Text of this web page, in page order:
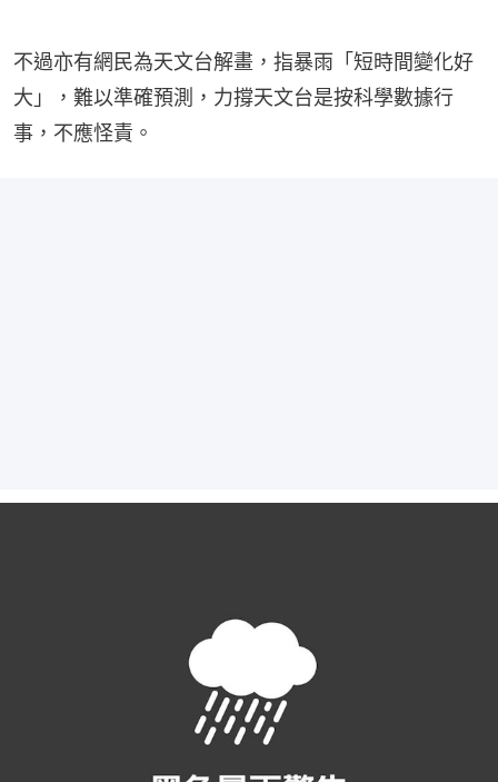
不過亦有網民為天文台解畫，指暴雨「短時間變化好
大」，難以準確預測，力撐天文台是按科學數據行
事，不應怪責。